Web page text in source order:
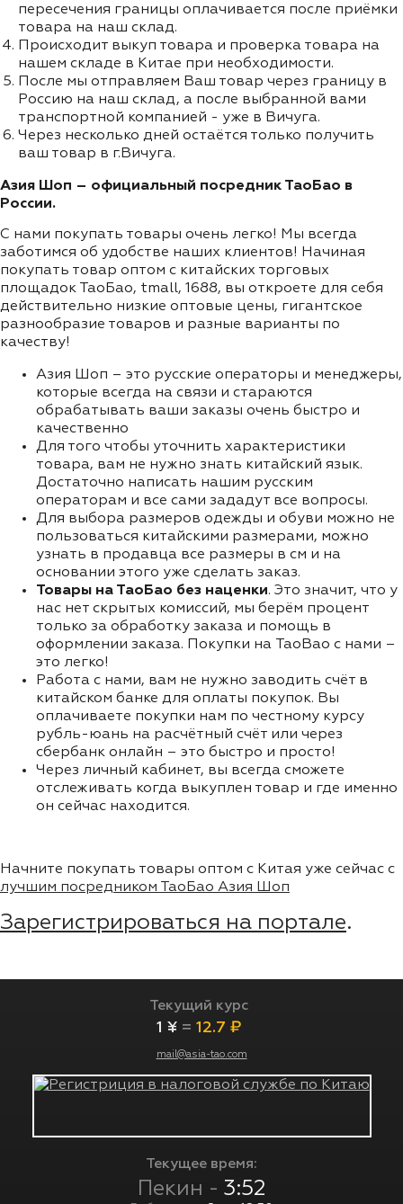
пересечения границы оплачивается после приёмки
товара на наш склад.
Происходит выкуп товара и проверка товара на
нашем складе в Китае при необходимости.
После мы отправляем Ваш товар через границу в
Россию на наш склад, а после выбранной вами
транспортной компанией - уже в Вичуга.
Через несколько дней остаётся только получить
ваш товар в г.Вичуга.
Азия Шоп – официальный посредник ТаоБао в
России.
С нами покупать товары очень легко! Мы всегда
заботимся об удобстве наших клиентов! Начиная
покупать товар оптом с китайских торговых
площадок ТаоБао, tmall, 1688, вы откроете для себя
действительно низкие оптовые цены, гигантское
разнообразие товаров и разные варианты по
качеству!
Азия Шоп – это русские операторы и менеджеры,
которые всегда на связи и стараются
обрабатывать ваши заказы очень быстро и
качественно
Для того чтобы уточнить характеристики
товара, вам не нужно знать китайский язык.
Достаточно написать нашим русским
операторам и все сами зададут все вопросы.
Для выбора размеров одежды и обуви можно не
пользоваться китайскими размерами, можно
узнать в продавца все размеры в см и на
основании этого уже сделать заказ.
Товары на ТаоБао без наценки. Это значит, что у
нас нет скрытых комиссий, мы берём процент
только за обработку заказа и помощь в
оформлении заказа. Покупки на TaoBao с нами –
это легко!
Работа с нами, вам не нужно заводить счёт в
китайском банке для оплаты покупок. Вы
оплачиваете покупки нам по честному курсу
рубль-юань на расчётный счёт или через
сбербанк онлайн – это быстро и просто!
Через личный кабинет, вы всегда сможете
отслеживать когда выкуплен товар и где именно
он сейчас находится.
Начните покупать товары оптом с Китая уже сейчас с
лучшим посредником ТаоБао Азия Шоп
Зарегистрироваться на портале.
Текущий курс
1 ¥ = 12.7 ₽
mail@asia-tao.com
Текущее время:
Пекин - 3:52